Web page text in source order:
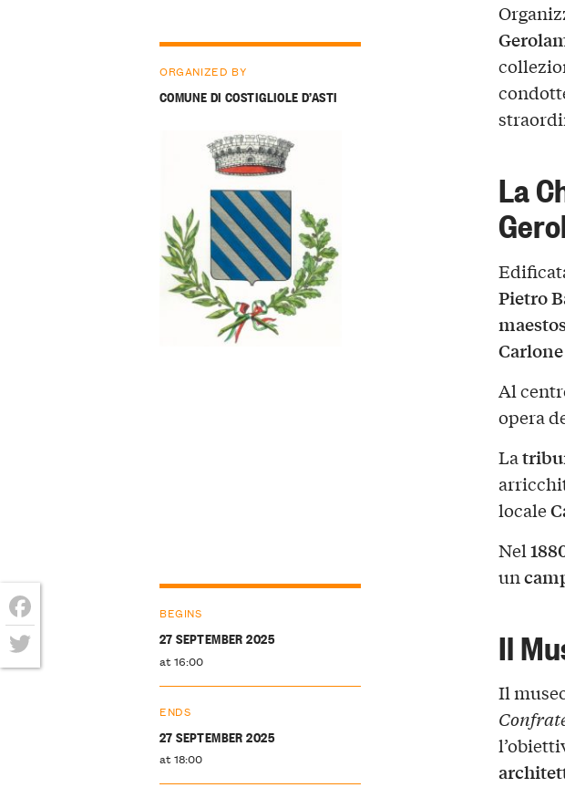
La
Pietro
Carlone
Al
opera
La
locale
Nel
un
Il
Il
ORGANIZED BY
COMUNE DI COSTIGLIOLE D’ASTI
BEGINS
27 SEPTEMBER 2025
at 16:00
ENDS
27 SEPTEMBER 2025
at 18:00
Facebook
Twitter